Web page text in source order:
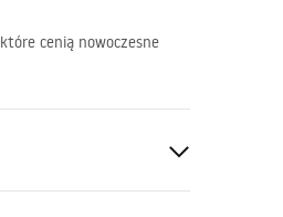
cenią nowoczesne